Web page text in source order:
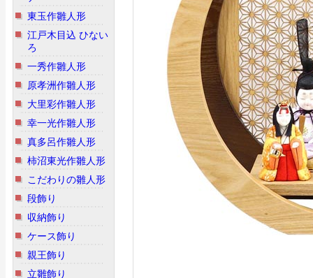
東玉作雛人形
江戸木目込 ひない
ろ
一秀作雛人形
原孝洲作雛人形
大里彩作雛人形
幸一光作雛人形
真多呂作雛人形
柿沼東光作雛人形
こだわりの雛人形
段飾り
収納飾り
ケース飾り
親王飾り
立雛飾り